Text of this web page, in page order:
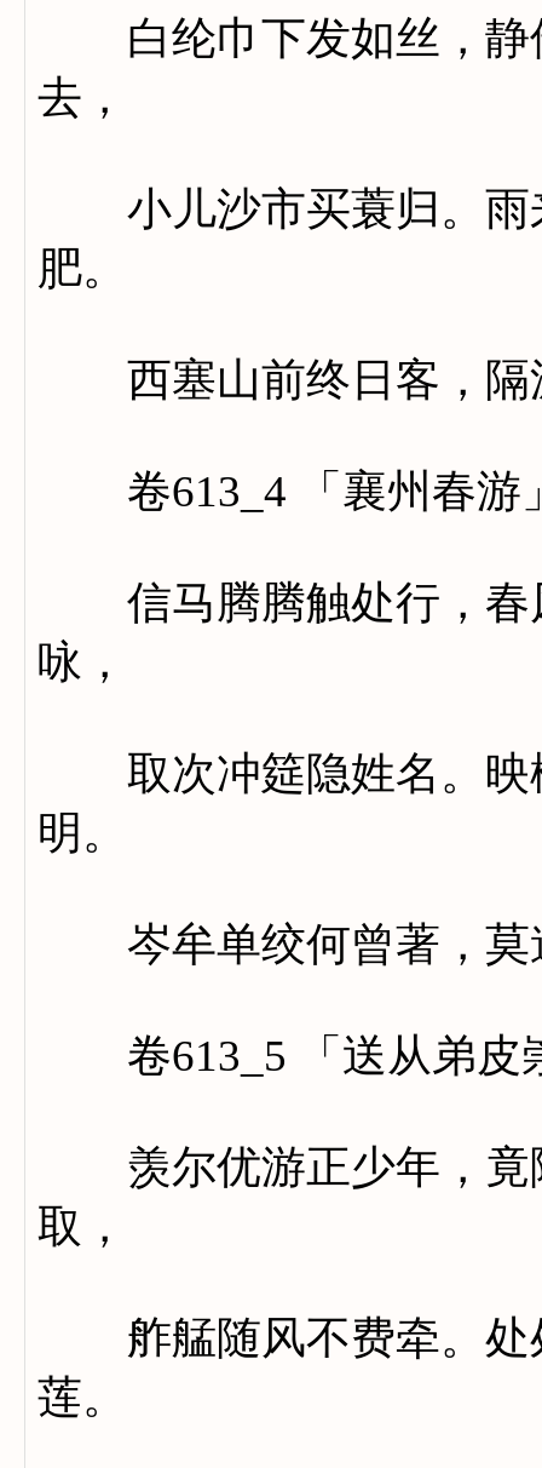
白纶巾下发如丝，静
去，
小儿沙市买蓑归。雨
肥。
西塞山前终日客，隔
卷613_4 「襄州春游
信马腾腾触处行，春
咏，
取次冲筵隐姓名。映
明。
岑牟单绞何曾著，莫
卷613_5 「送从弟皮
羡尔优游正少年，竟
取，
舴艋随风不费牵。处
莲。